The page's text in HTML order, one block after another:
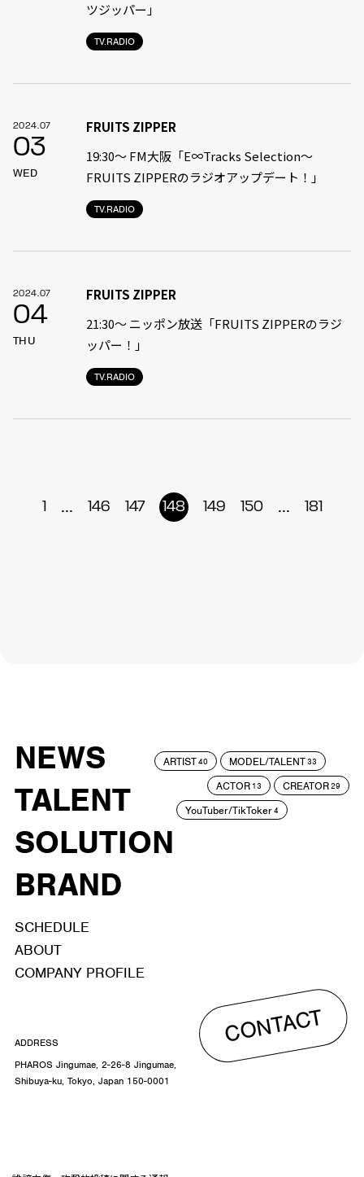
TV.RADIO
ツジッパー」
2024.07
03
WED
TV.RADIO
FRUITS ZIPPER
19:30〜 FM大阪「E∞Tracks Selection～
FRUITS ZIPPERのラジオアップデート！」
2024.07
04
THU
TV.RADIO
FRUITS ZIPPER
21:30〜 ニッポン放送「FRUITS ZIPPERのラジ
ッパー！」
1 ... 146 147 148 149 150 ... 181
NEWS
TALENT
SOLUTION
BRAND
ARTIST40 MODEL/TALENT33
ACTOR 13 CREATOR29
YouTuber/TikToker4
SCHEDULE
ABOUT
COMPANY PROFILE
CONTACT
ADDRESS
PHAROS Jingumae, 2-26-8 Jingumae,
Shibuya-ku, Tokyo, Japan 150-0001